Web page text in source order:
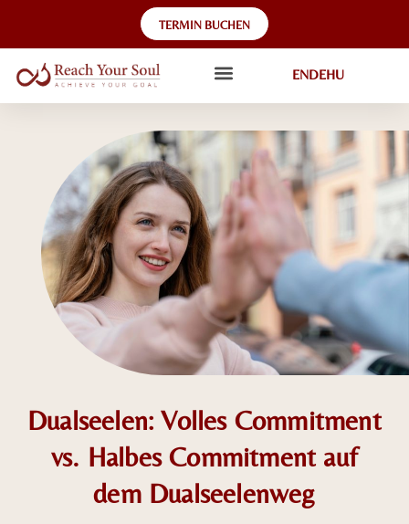
TERMIN BUCHEN
ENDEHU
Dualseelen: Volles Commitment
vs. Halbes Commitment auf
dem Dualseelenweg